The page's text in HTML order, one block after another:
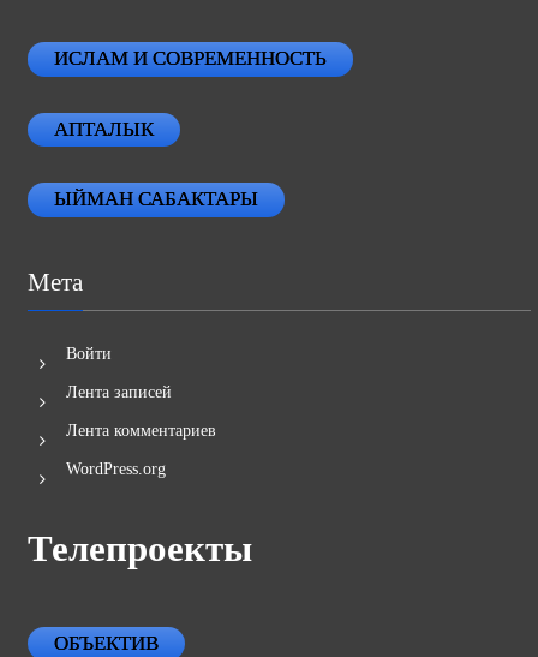
ИСЛАМ И СОВРЕМЕННОСТЬ
АПТАЛЫК
ЫЙМАН САБАКТАРЫ
Мета
Войти
Лента записей
Лента комментариев
WordPress.org
Телепроекты
ОБЪЕКТИВ